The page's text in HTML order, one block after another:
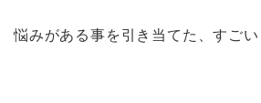
悩みがある事を引き当てた、すごい